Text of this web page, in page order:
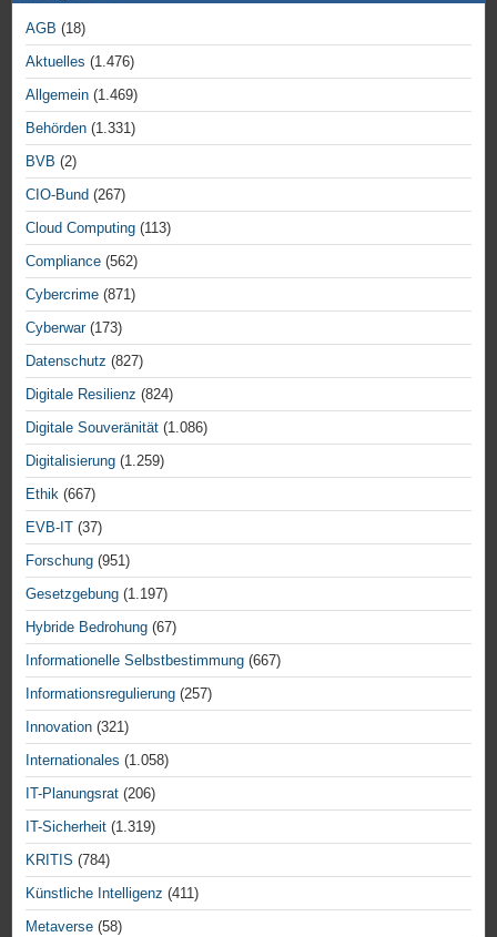
AGB (18)
Aktuelles (1.476)
Allgemein (1.469)
Behörden (1.331)
BVB (2)
CIO-Bund (267)
Cloud Computing (113)
Compliance (562)
Cybercrime (871)
Cyberwar(173)
Datenschutz (827)
Digitale Resilienz (824)
Digitale Souveränität (1.086)
Digitalisierung (1.259)
Ethik (667)
EVB-IT (37)
Forschung (951)
Gesetzgebung (1.197)
Hybride Bedrohung (67)
Informationelle Selbstbestimmung (667)
Informationsregulierung (257)
Innovation (321)
Internationales (1.058)
IT-Planungsrat (206)
IT-Sicherheit (1.319)
KRITIS (784)
Künstliche Intelligenz (411)
Metaverse (58)